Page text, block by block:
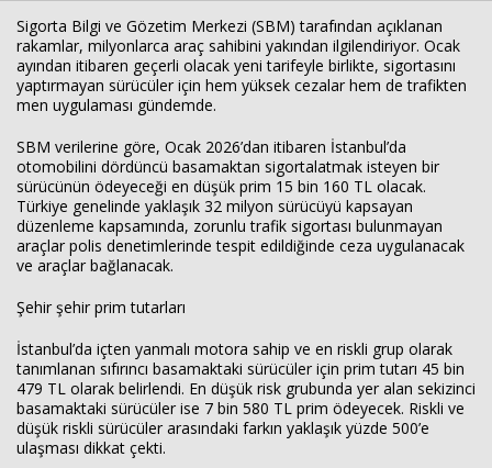
Sigorta Bilgi ve Gözetim Merkezi (SBM) tarafından açıklanan
rakamlar, milyonlarca araç sahibini yakından ilgilendiriyor. Ocak
ayından itibaren geçerli olacak yeni tarifeyle birlikte, sigortasını
yaptırmayan sürücüler için hem yüksek cezalar hem de trafikten
men uygulaması gündemde.
SBM verilerine göre, Ocak 2026’dan itibaren İstanbul’da
otomobilini dördüncü basamaktan sigortalatmak isteyen bir
sürücünün ödeyeceği en düşük prim 15 bin 160 TL olacak.
Türkiye genelinde yaklaşık 32 milyon sürücüyü kapsayan
düzenleme kapsamında, zorunlu trafik sigortası bulunmayan
araçlar polis denetimlerinde tespit edildiğinde ceza uygulanacak
ve araçlar bağlanacak.
Şehir şehir prim tutarları
İstanbul’da içten yanmalı motora sahip ve en riskli grup olarak
tanımlanan sıfırıncı basamaktaki sürücüler için prim tutarı 45 bin
479 TL olarak belirlendi. En düşük risk grubunda yer alan sekizinci
basamaktaki sürücüler ise 7 bin 580 TL prim ödeyecek. Riskli ve
düşük riskli sürücüler arasındaki farkın yaklaşık yüzde 500’e
ulaşması dikkat çekti.